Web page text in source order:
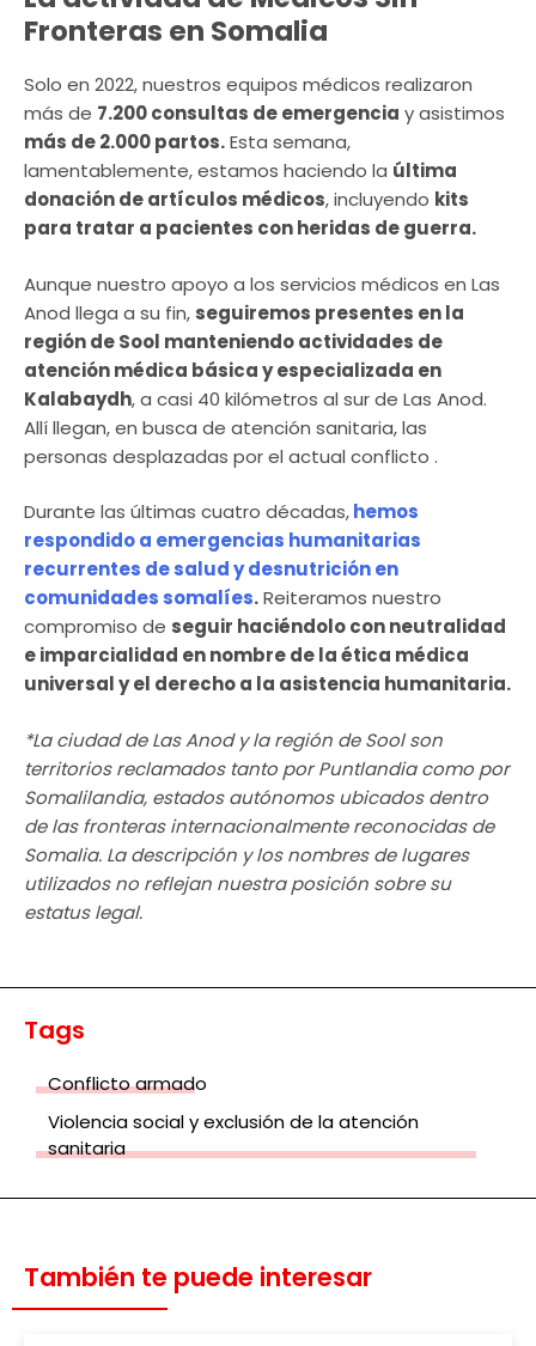
Fronteras en Somalia
Solo en 2022, nuestros equipos médicos realizaron
más de 7.200 consultas de emergencia y asistimos
más de 2.000 partos.Esta semana,
lamentablemente, estamos haciendo la última
donación de artículos médicos, incluyendo kits
para tratar a pacientes con heridas de guerra.
Aunque nuestro apoyo a los servicios médicos en Las
Anod llega a su fin, seguiremos presentes en la
región de Sool manteniendo actividades de
atención médica básica y especializada en
Kalabaydh, a casi 40 kilómetros al sur de Las Anod.
Allí llegan, en busca de atención sanitaria, las
personas desplazadas por el actual conflicto .
Durante las últimas cuatro décadas,hemos
respondido a emergencias humanitarias
recurrentes de salud y desnutrición en
comunidades somalíes.Reiteramos nuestro
compromiso de seguir haciéndolo con neutralidad
e imparcialidad en nombre de la ética médica
universal y el derecho a la asistencia humanitaria.
*La ciudad de Las Anod y la región de Sool son
territorios reclamados tanto por Puntlandia como por
Somalilandia, estados autónomos ubicados dentro
de las fronteras internacionalmente reconocidas de
Somalia. La descripción y los nombres de lugares
utilizados no reflejan nuestra posición sobre su
estatus legal.
Tags
Conflicto armado
Violencia social y exclusión de la atención
sanitaria
También te puede interesar